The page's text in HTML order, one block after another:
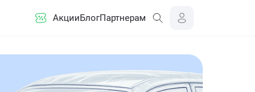
АкцииБлогПартнерам